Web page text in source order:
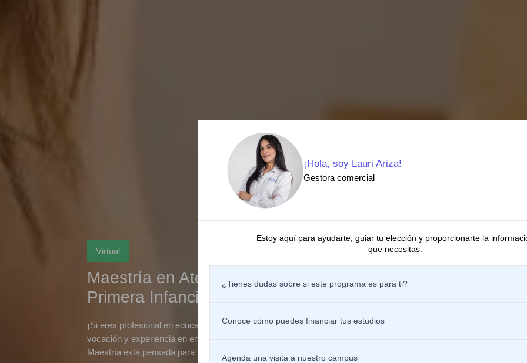
Virtual
Maestría en Atención Integral a la
Primera Infancia
¡Si eres profesional en educación, psicología, salud o eres un profesional con
vocación y experiencia en entornos de atención a la primera infancia, esta
Maestría está pensada para ti!
¡Hola, soy Lauri Ariza!
Gestora comercial
Estoy aquí para ayudarte, guiar tu elección y proporcionarte la
que necesitas.
¿Tienes dudas sobre si este programa es para ti?
Conoce cómo puedes financiar tus estudios
Agenda una visita a nuestro campus